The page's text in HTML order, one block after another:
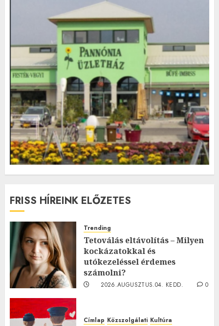
FRISS HÍREINK ELŐZETES
Trending
Tetoválás eltávolítás – Milyen
kockázatokkal és
utókezeléssel érdemes
számolni?
2026.AUGUSZTUS.04. KEDD.
0
Címlap Közszolgálati Kultúra